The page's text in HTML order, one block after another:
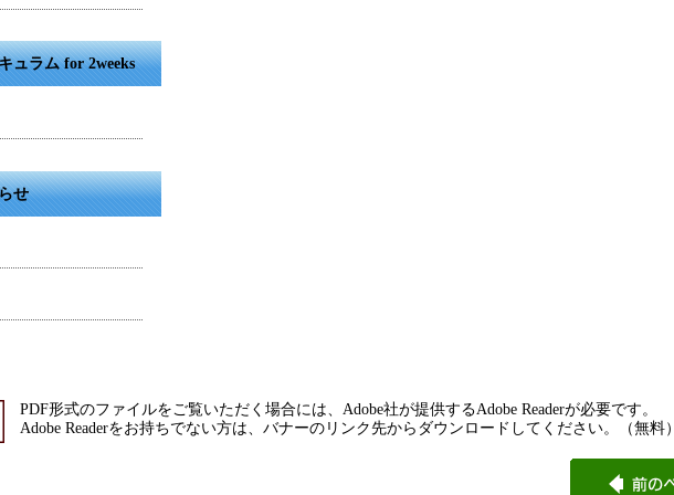
ュラム for 2weeks
せ
PDF形式のファイルをご覧いただく場合には、Adobe社が提供するAdobe Readerが必要です。
Adobe Readerをお持ちでない方は、バナーのリンク先からダウンロードしてください。（無料